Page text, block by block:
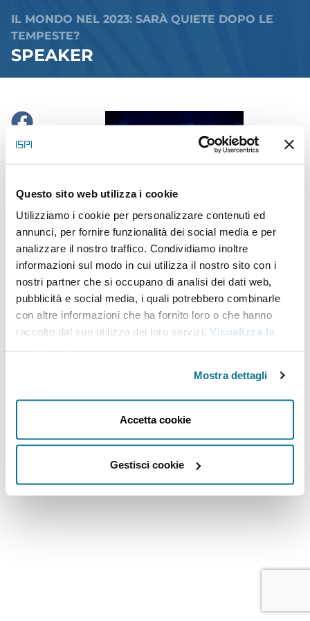
Questo sito web utilizza i cookie
Utilizziamo i cookie per personalizzare contenuti ed
annunci, per fornire funzionalità dei social media e per
analizzare il nostro traffico. Condividiamo inoltre
informazioni sul modo in cui utilizza il nostro sito con i
nostri partner che si occupano di analisi dei dati web,
pubblicità e social media, i quali potrebbero combinarle
con altre informazioni che ha fornito loro o che hanno
raccolto dal suo utilizzo dei loro servizi. Visualizza la
Mostra dettagli
Accetta cookie
Gestisci cookie
IL MONDO NEL 2023: SARÀ QUIETE DOPO LE
TEMPESTE?
SPEAKER
Paolo Magri
Vice presidente Esecutivo, ISPI
STAY SOCIAL